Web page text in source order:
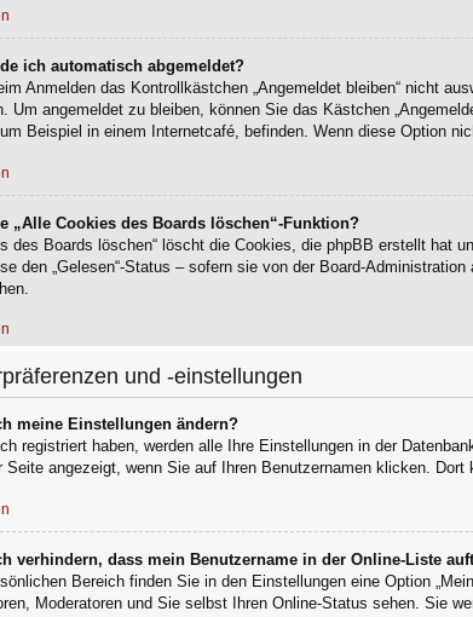
ich automatisch abgemeldet?
Anmelden das Kontrollkästchen „Angemeldet bleiben“ nicht
Um angemeldet zu bleiben, können Sie das Kästchen
Beispiel in einem Internetcafé, befinden. Wenn diese Option
„Alle Cookies des Boards löschen“-Funktion?
des Boards löschen“ löscht die Cookies, die phpBB erstellt hat
den „Gelesen“-Status – sofern sie von der Board-
und -einstellungen
meine Einstellungen ändern?
registriert haben, werden alle Ihre Einstellungen in der
Seite angezeigt, wenn Sie auf Ihren Benutzernamen klicken.
verhindern, dass mein Benutzername in der Online-Liste
Bereich finden Sie in den Einstellungen eine Option
Moderatoren und Sie selbst Ihren Online-Status sehen. Sie